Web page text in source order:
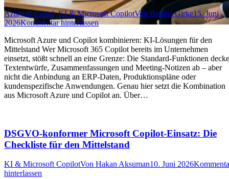
Azure & Cloud,KI & Microsoft CopilotVon Bettina Girke15. Juni
2026Kommentar hinterlassen
Microsoft Azure und Copilot kombinieren: KI-Lösungen für den
Mittelstand Wer Microsoft 365 Copilot bereits im Unternehmen
einsetzt, stößt schnell an eine Grenze: Die Standard-Funktionen
Textentwürfe, Zusammenfassungen und Meeting-Notizen ab – aber
nicht die Anbindung an ERP-Daten, Produktionspläne oder
kundenspezifische Anwendungen. Genau hier setzt die Kombination
aus Microsoft Azure und Copilot an. Über…
DSGVO-konformer Microsoft Copilot-Einsatz: Die
Checkliste für den Mittelstand
KI & Microsoft CopilotVon Hakan Aksuman10. Juni 2026
hinterlassen